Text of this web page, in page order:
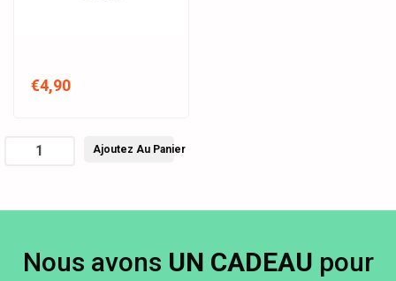
€4,90
Ajoutez Au Panier
Nous avons UN CADEAU pour